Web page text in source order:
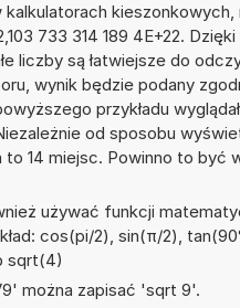
kalkulatorach
733 314 189 4E+22.
liczby są łatwiejsze do
wynik będzie podany
przykładu
od sposobu
to 14 miejsc. Powinno to być
używać funkcji
cos(pi/2), sin(π/2),
sqrt(4)
można zapisać 'sqrt 9'.